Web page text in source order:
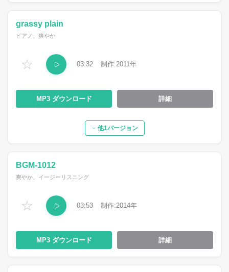
☆
grassy plain
ピアノ、爽やか
03:32 2011
MP3 詳細
他1バージョン
☆
BGM-1012
爽やか、イージーリスニング
03:53 2014
MP3 詳細